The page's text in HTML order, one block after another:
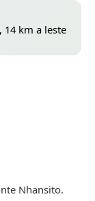
14 km a leste
Nhansito.